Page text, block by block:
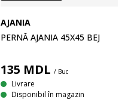
AJANIA
PERNĂ AJANIA 45X45 BEJ
135 MDL / Buc
Livrare
Disponibil în magazin